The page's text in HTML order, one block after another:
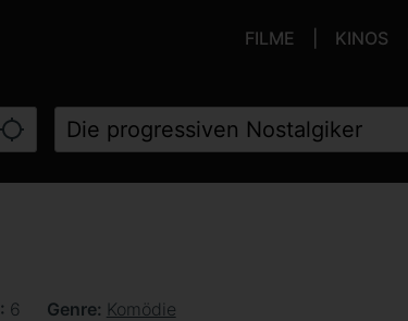
FILME KINOS
6 Genre Komödie